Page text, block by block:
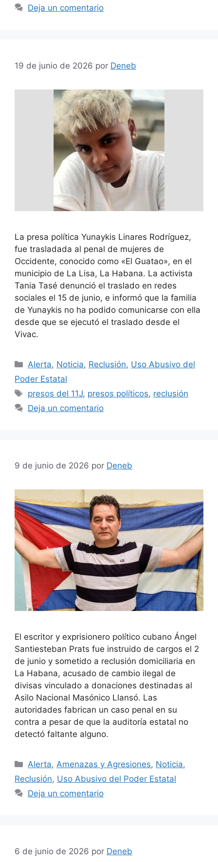
Deja un comentario
19 de junio de 2026 por Deneb
La presa política Yunaykis Linares Rodríguez,
fue trasladada al penal de mujeres de
Occidente, conocido como «El Guatao», en el
municipio de La Lisa, La Habana. La activista
Tania Tasé denunció el traslado en redes
sociales el 15 de junio, e informó que la familia
de Yunaykis no ha podido comunicarse con ella
desde que se ejecutó el traslado desde el
Vivac.
Categorías
Alerta, Noticia, Reclusión, Uso Abusivo del
Poder Estatal
Etiquetas
presos del 11J, presos políticos, reclusión
Deja un comentario
9 de junio de 2026 por Deneb
El escritor y exprisionero político cubano Ángel
Santiesteban Prats fue instruido de cargos el 2
de junio y sometido a reclusión domiciliaria en
La Habana, acusado de cambio ilegal de
divisas vinculado a donaciones destinadas al
Asilo Nacional Masónico Llansó. Las
autoridades fabrican un caso penal en su
contra a pesar de que la auditoría estatal no
detectó faltante alguno.
Categorías
Alerta,Amenazas y Agresiones, Noticia,
Reclusión, Uso Abusivo del Poder Estatal
Deja un comentario
6 de junio de 2026 por Deneb